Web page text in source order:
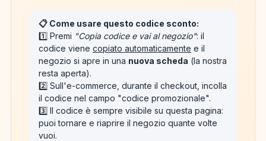
📋 Come usare questo codice sconto:
1️⃣ Premi "Copia codice e vai al negozio": il
codice viene copiato automaticamente e il
negozio si apre in una nuova scheda (la nostra
resta aperta).
2️⃣ Sull'e-commerce, durante il checkout, incolla
il codice nel campo "codice promozionale".
3️⃣ Il codice è sempre visibile su questa pagina:
puoi tornare e riaprire il negozio quante volte
vuoi.